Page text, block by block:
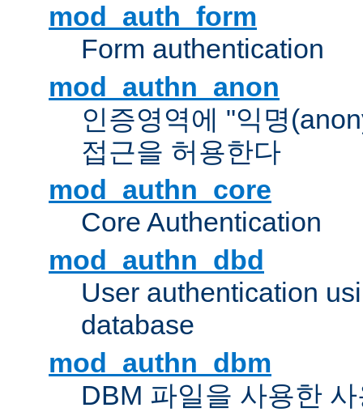
mod_auth_form
Form authentication
mod_authn_anon
인증영역에 "익명
접근을 허용한다
mod_authn_core
Core Authentication
mod_authn_dbd
User authentication
database
mod_authn_dbm
DBM 파일을 사용한